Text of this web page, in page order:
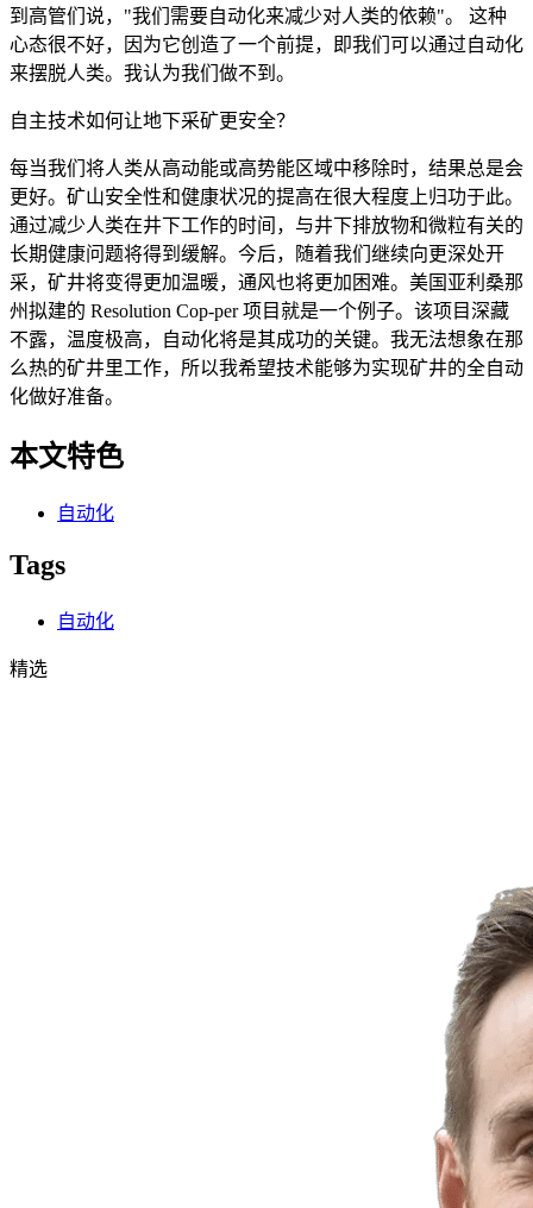
到高管们说，"我们需要自动化来减少对人类的依赖"。 这种
心态很不好，因为它创造了一个前提，即我们可以通过自动化
来摆脱人类。我认为我们做不到。
自主技术如何让地下采矿更安全？
每当我们将人类从高动能或高势能区域中移除时，结果总是会
更好。矿山安全性和健康状况的提高在很大程度上归功于此。
通过减少人类在井下工作的时间，与井下排放物和微粒有关的
长期健康问题将得到缓解。今后，随着我们继续向更深处开
采，矿井将变得更加温暖，通风也将更加困难。美国亚利桑那
州拟建的 Resolution Cop-per 项目就是一个例子。该项目深藏
不露，温度极高，自动化将是其成功的关键。我无法想象在那
么热的矿井里工作，所以我希望技术能够为实现矿井的全自动
化做好准备。
本文特色
自动化
Tags
自动化
精选